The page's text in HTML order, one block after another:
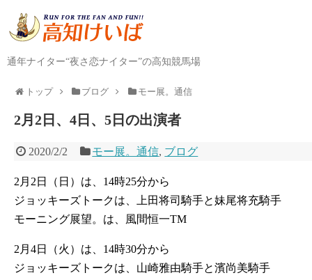
通年ナイター“夜さ恋ナイター”の高知競馬場
トップ ブログ モー展。通信
2月2日、4日、5日の出演者
2020/2/2 モー展。通信, ブログ
2月2日（日）は、14時25分から
ジョッキーズトークは、上田将司騎手と妹尾将充騎手
モーニング展望。は、風間恒一TM
2月4日（火）は、14時30分から
ジョッキーズトークは、山崎雅由騎手と濱尚美騎手